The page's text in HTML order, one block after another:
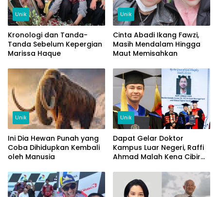
Unik
Kronologi dan Tanda-
Tanda Sebelum Kepergian
Marissa Haque
Unik
Cinta Abadi Ikang Fawzi,
Masih Mendalam Hingga
Maut Memisahkan
Unik
Ini Dia Hewan Punah yang
Coba Dihidupkan Kembali
oleh Manusia
Unik
Dapat Gelar Doktor
Kampus Luar Negeri, Raffi
Ahmad Malah Kena Cibir